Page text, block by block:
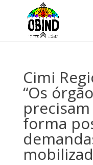
Cimi
“Os
forma